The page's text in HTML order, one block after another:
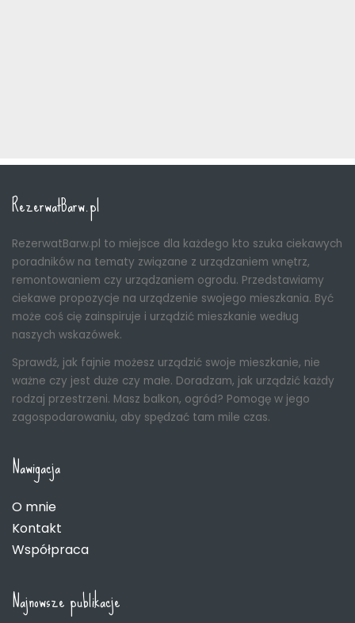
RezerwatBarw.pl
RezerwatBarw.pl to miejsce dla każdego kto szuka ciekawych
poradników na tematy związane z urządzaniem wnętrz,
remontowaniem czy urządzaniem ogrodu. Przedstawiamy
ciekawe propozycje na urządzenie swojego mieszkania. Być
może coś cię zainspiruje i urządzić mieszkanie według
naszych wskazówek.
Sprawdź, jak fajnie możesz urządzić swoje mieszkanie, nie
ważne czy jest duże czy małe. Doradzam, jak urządzić każdy
rodzaj przestrzeni. Masz balkon, ogród? Pomogę w jego
zagospodarowaniu, aby spędzać tam mile czas.
Nawigacja
O mnie
Kontakt
Współpraca
Najnowsze publikacje